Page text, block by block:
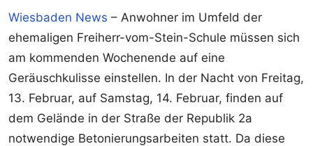
Wiesbaden News – Anwohner im Umfeld der
ehemaligen Freiherr-vom-Stein-Schule müssen sich
am kommenden Wochenende auf eine
Geräuschkulisse einstellen. In der Nacht von Freitag,
13. Februar, auf Samstag, 14. Februar, finden auf
dem Gelände in der Straße der Republik 2a
notwendige Betonierungsarbeiten statt. Da diese